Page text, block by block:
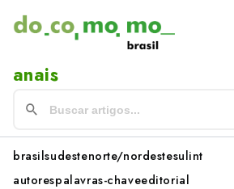
anais
brasilsudestenorte/nordestesulint
autorespalavras-chaveeditorial